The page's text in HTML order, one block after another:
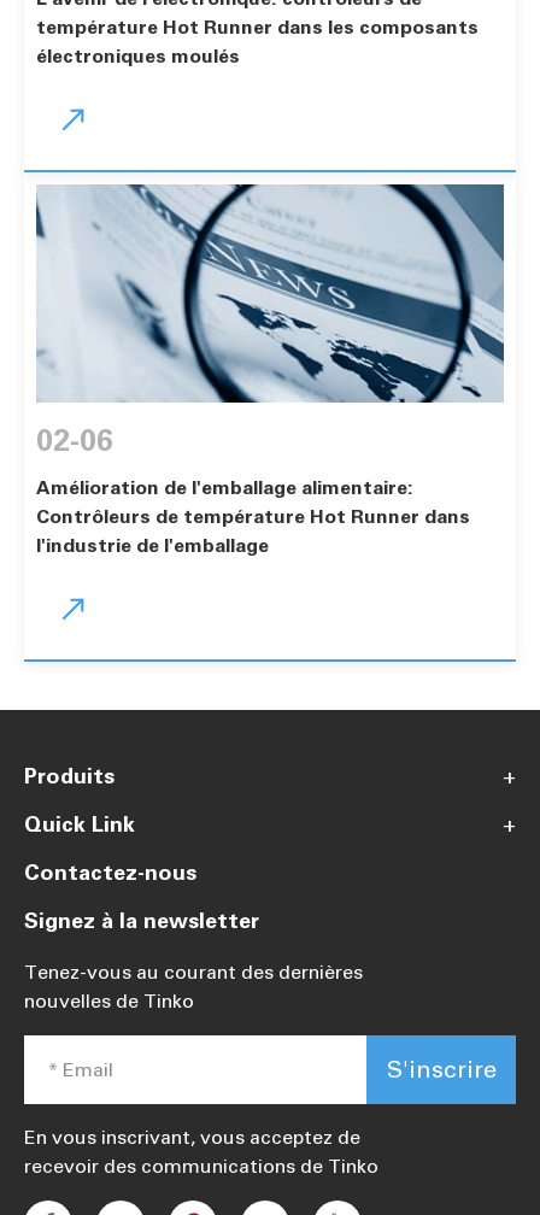
température Hot Runner dans les composants
électroniques moulés

02-06
Amélioration de l'emballage alimentaire:
Contrôleurs de température Hot Runner dans
l'industrie de l'emballage

Produits
+
Quick Link
+
Contactez-nous
Signez à la newsletter
Tenez-vous au courant des dernières
nouvelles de Tinko
S'inscrire
En vous inscrivant, vous acceptez de
recevoir des communications de Tinko